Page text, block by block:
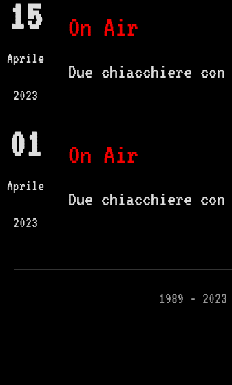
15
Aprile
2023
On Air
Due chiacchiere con
01
Aprile
2023
On Air
Due chiacchiere
1989 -